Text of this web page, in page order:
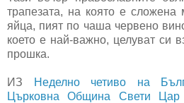
трапезата, на която е
яйца, пият по чаша червено
което е най-важно, целуват си
прошка.
ИЗ
Неделно четиво на
Църковна Община Свети Цар